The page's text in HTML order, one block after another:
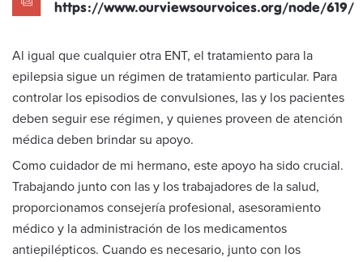
https://www.ourviewsourvoices.org/node/619/
Al igual que cualquier otra ENT, el tratamiento para la
epilepsia sigue un régimen de tratamiento particular. Para
controlar los episodios de convulsiones, las y los pacientes
deben seguir ese régimen, y quienes proveen de atención
médica deben brindar su apoyo.
Como cuidador de mi hermano, este apoyo ha sido crucial.
Trabajando junto con las y los trabajadores de la salud,
proporcionamos consejería profesional, asesoramiento
médico y la administración de los medicamentos
antiepilépticos. Cuando es necesario, junto con los